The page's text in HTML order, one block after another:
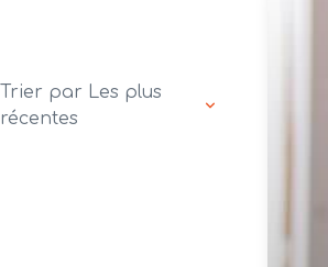
Trier par Les plus
récentes